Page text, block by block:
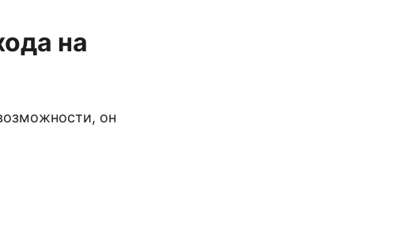
на
он